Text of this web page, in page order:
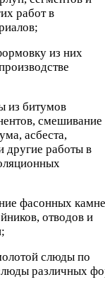
работ в
из них
из битумов
смешивание
асбеста,
другие работы в
фасонных
отводов и
слюды по
различных